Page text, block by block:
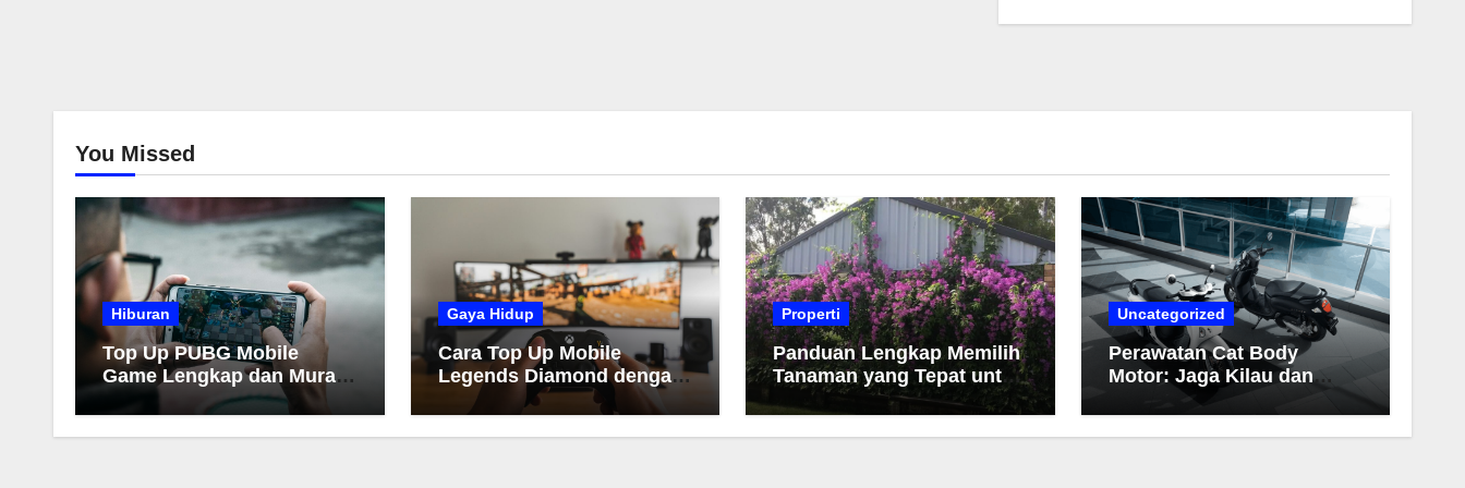
You Missed
Hiburan
Top Up PUBG Mobile
Game Lengkap dan Murah
Gaya Hidup
Cara Top Up Mobile
Legends Diamond dengan
Mudah dan Cepat
Properti
Panduan Lengkap Memilih
Tanaman yang Tepat untuk
Taman Anda
Uncategorized
Perawatan Cat Body
Motor: Jaga Kilau dan
Warna Tetap Awet